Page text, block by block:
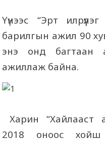
Үүнээс “Эрт
барилгын ажил 90
энэ онд багтаан
ажиллаж байна.
Харин “Хайлааст
2018 оноос